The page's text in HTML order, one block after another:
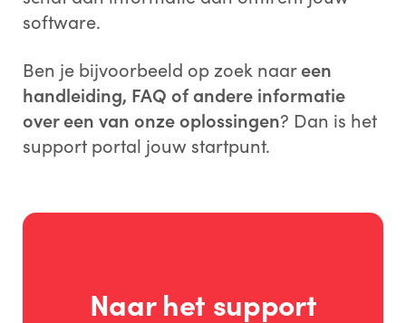
software.
Ben je bijvoorbeeld op zoek naareen
handleiding, FAQ of andere informatie
over een van onze oplossingen? Dan is het
support portal jouw startpunt.
Naar het support